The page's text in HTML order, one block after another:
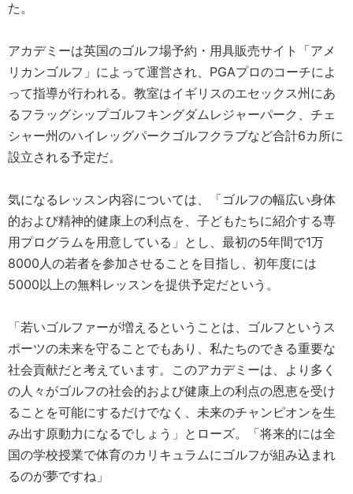
た。
アカデミーは英国のゴルフ場予約・用具販売サイト「アメ
リカンゴルフ」によって運営され、PGAプロのコーチによ
って指導が行われる。教室はイギリスのエセックス州にあ
るフラッグシップゴルフキングダムレジャーパーク、チェ
シャー州のハイレッグパークゴルフクラブなど合計6カ所に
設立される予定だ。
気になるレッスン内容については、「ゴルフの幅広い身体
的および精神的健康上の利点を、子どもたちに紹介する専
用プログラムを用意している」とし、最初の5年間で1万
8000人の若者を参加させることを目指し、初年度には
5000以上の無料レッスンを提供予定だという。
「若いゴルファーが増えるということは、ゴルフというス
ポーツの未来を守ることでもあり、私たちのできる重要な
社会貢献だと考えています。このアカデミーは、より多く
の人々がゴルフの社会的および健康上の利点の恩恵を受け
ることを可能にするだけでなく、未来のチャンピオンを生
み出す原動力になるでしょう」とローズ。「将来的には全
国の学校授業で体育のカリキュラムにゴルフが組み込まれ
るのが夢ですね」